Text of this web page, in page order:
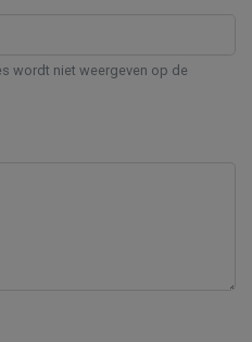
wordt niet weergeven op de